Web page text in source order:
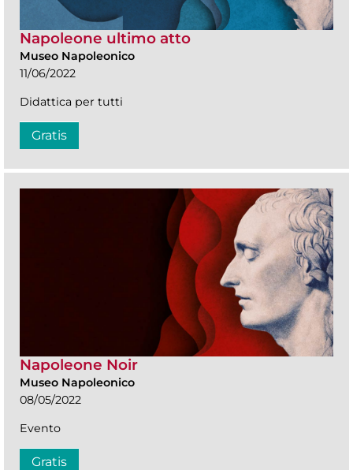
Napoleone ultimo atto
Museo Napoleonico
11/06/2022
Didattica per tutti
Gratis
Napoleone Noir
Museo Napoleonico
08/05/2022
Evento
Gratis